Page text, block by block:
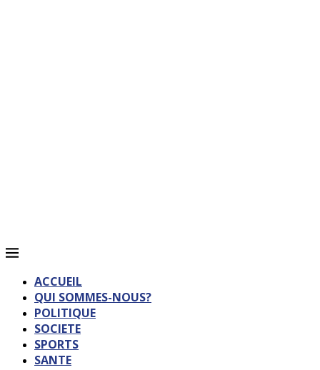
ACCUEIL
QUI SOMMES-NOUS?
POLITIQUE
SOCIETE
SPORTS
SANTE